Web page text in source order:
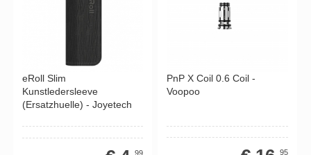
eRoll Slim
Kunstledersleeve
(Ersatzhuelle) - Joyetech
99
PnP X Coil 0.6 Coil -
Voopoo
95